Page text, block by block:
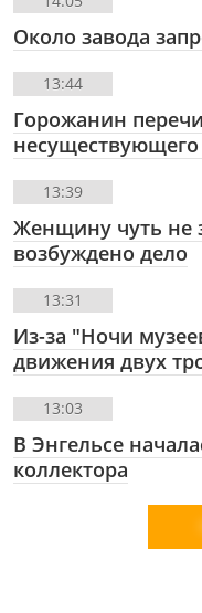
Около завода
13:44
Горожанин
13:39
Женщину чуть не
возбуждено дело
13:31
Из-за "Ночи
движения двух
13:03
В Энгельсе
коллектора